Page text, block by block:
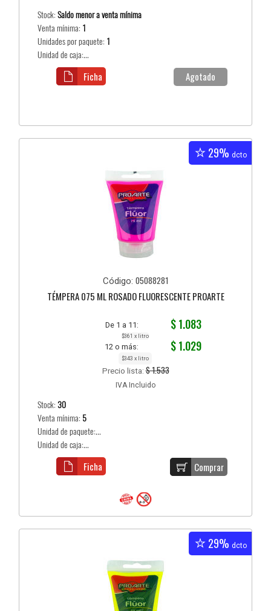
Stock:Saldo menor a venta mínima
Venta mínima: 1
Unidades por paquete: 1
Unidad de caja:...
Agotado
Ficha
29% dcto
Código: 05088281
TÉMPERA 075 ML ROSADO FLUORESCENTE PROARTE
De 1 a 11: $ 1.083
$361 x litro
12 o más: $ 1.029
$343 x litro
Precio lista:$ 1.533
IVA Incluido
Stock:30
Venta mínima: 5
Unidad de paquete:...
Unidad de caja:...
Comprar
Ficha
29% dcto